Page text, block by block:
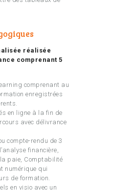
réalisée
comprenant 5
comprenant au
enregistrées
en ligne à la fin de
avec délivrance
compte-rendu de 3
financière,
paie, Comptabilité
numérique qui
de formation.
en visio avec un